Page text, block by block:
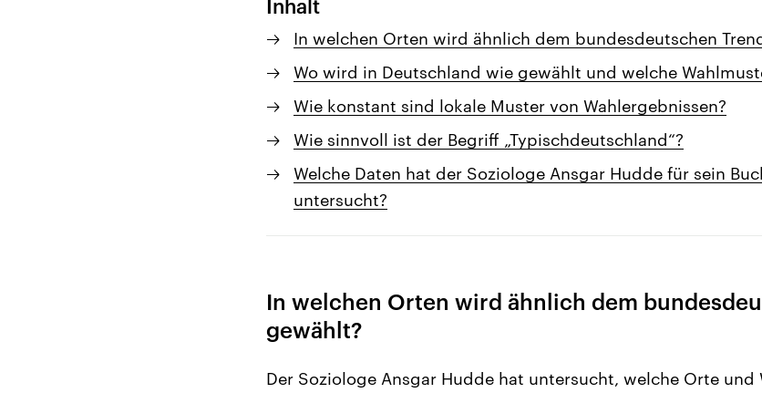
Inhalt
In welchen Orten wird ähnlich dem bundesdeutschen
Wo wird in Deutschland wie gewählt und welche
Wie konstant sind lokale Muster von Wahlergebnissen?
Wie sinnvoll ist der Begriff „Typischdeutschland“?
Welche Daten hat der Soziologe Ansgar Hudde für sein
untersucht?
In welchen Orten wird ähnlich dem
gewählt?
Der Soziologe Ansgar Hudde hat untersucht, welche Orte und